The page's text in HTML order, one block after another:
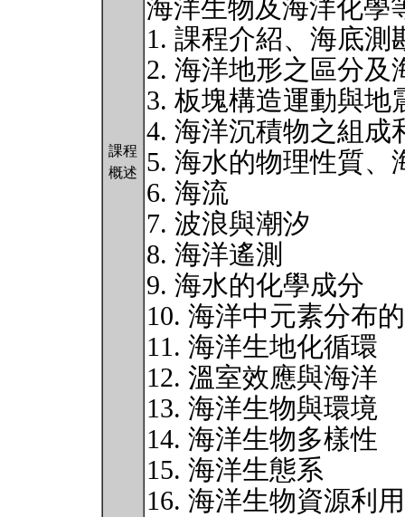
課程
概述
海洋生物及海洋化學
1. 課程介紹、海底測
2. 海洋地形之區分及
3. 板塊構造運動與地
4. 海洋沉積物之組成
5. 海水的物理性質、
6. 海流
7. 波浪與潮汐
8. 海洋遙測
9. 海水的化學成分
10. 海洋中元素分布
11. 海洋生地化循環
12. 溫室效應與海洋
13. 海洋生物與環境
14. 海洋生物多樣性
15. 海洋生態系
16. 海洋生物資源利